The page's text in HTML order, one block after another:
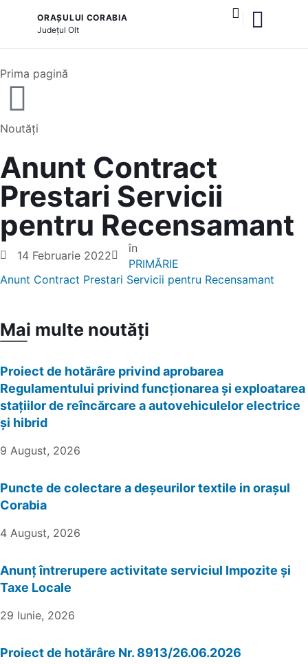
ORAȘULUI CORABIA
JudețulOlt
Prima pagină
Noutăți
Anunt Contract
Prestari Servicii
pentru Recensamant
14 Februarie 2022
în
PRIMĂRIE
Anunt Contract Prestari Servicii pentru Recensamant
Mai multe noutăți
Proiect de hotărâre privind aprobarea
Regulamentului privind funcționarea și exploatarea
stațiilor de reîncărcare a autovehiculelor electrice
și hibrid
9 August, 2026
Puncte de colectare a deșeurilor textile in orașul
Corabia
4 August, 2026
Anunț întrerupere activitate serviciul Impozite și
Taxe Locale
29 Iunie, 2026
Proiect de hotărâre Nr. 8913/26.06.2026